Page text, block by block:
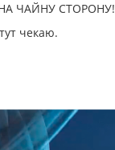
ЧАЙНУ СТОРОНУ!
чекаю.